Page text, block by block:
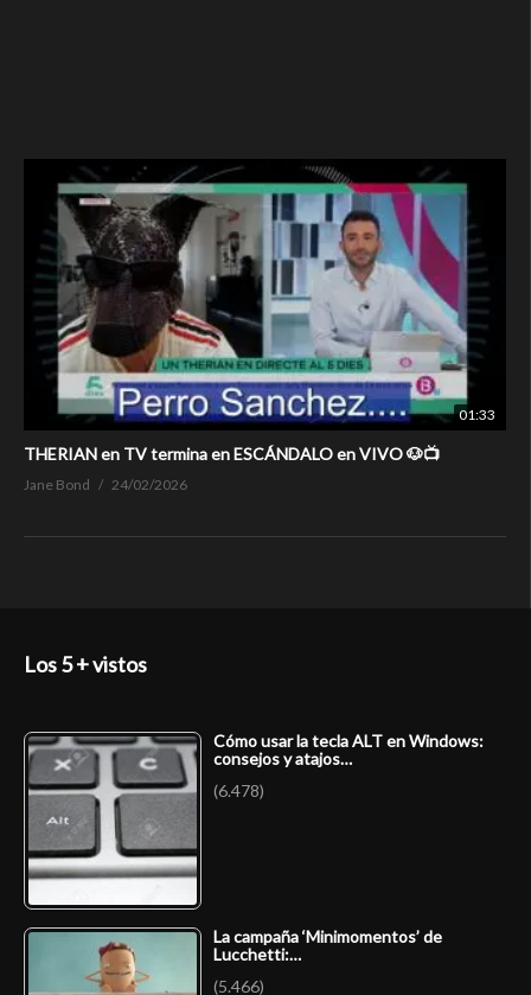
01:33
THERIAN en TV termina en ESCÁNDALO en VIVO 🐶📺
Jane Bond 24/02/2026
Los 5 + vistos
Cómo usar la tecla ALT en Windows:
consejos y atajos…
(6.478)
La campaña ‘Minimomentos’ de
Lucchetti:…
(5.466)